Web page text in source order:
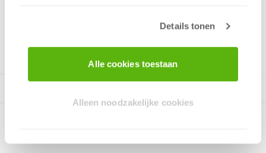
Details tonen
Alle cookies toestaan
Alleen noodzakelijke cookies